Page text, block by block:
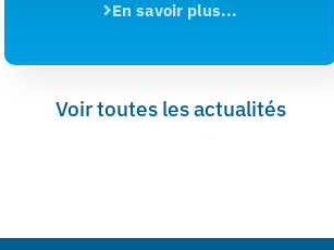
En savoir plus...
Voir toutes les actualités